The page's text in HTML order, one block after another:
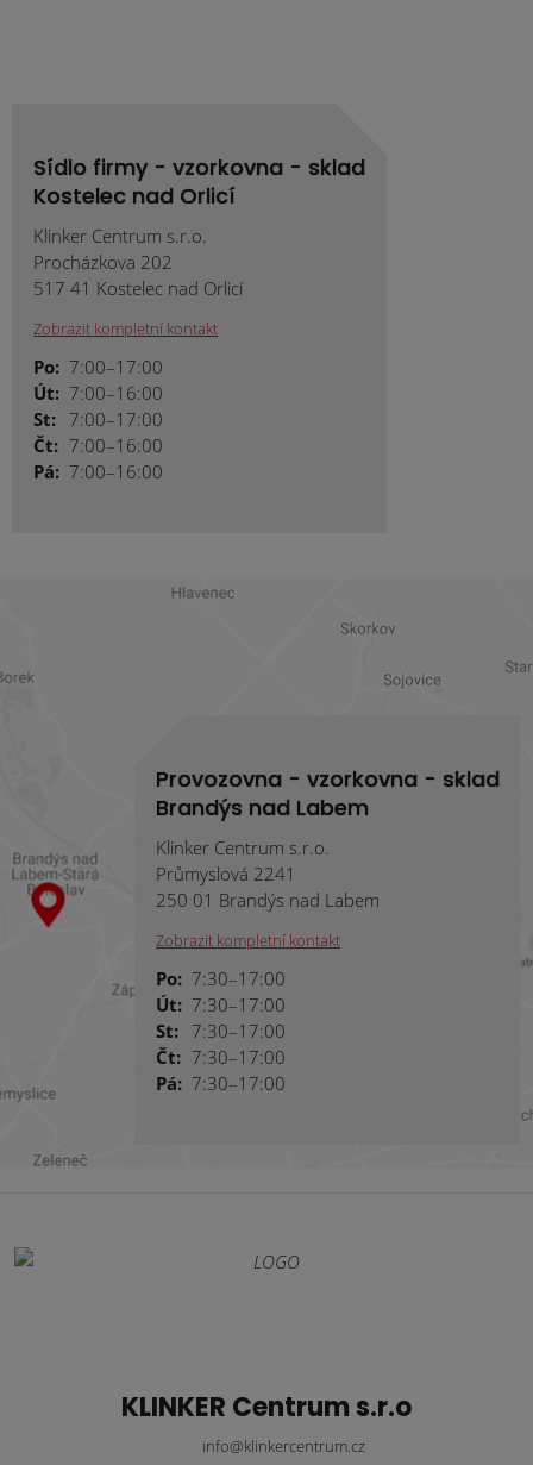
Sídlo firmy - vzorkovna - sklad
Kostelec nad Orlicí
Klinker Centrum s.r.o.
Procházkova 202
517 41 Kostelec nad Orlicí
Zobrazit kompletní kontakt
Po: 7:00–17:00
Út: 7:00–16:00
St: 7:00–17:00
Čt: 7:00–16:00
Pá: 7:00–16:00
Provozovna - vzorkovna - sklad
Brandýs nad Labem
Klinker Centrum s.r.o.
Průmyslová 2241
250 01 Brandýs nad Labem
Zobrazit kompletní kontakt
Po: 7:30–17:00
Út: 7:30–17:00
St: 7:30–17:00
Čt: 7:30–17:00
Pá: 7:30–17:00
KLINKER Centrum s.r.o
info@klinkercentrum.cz